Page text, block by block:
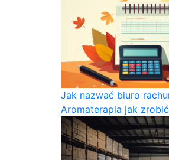
Jak nazwać biuro
Aromaterapia jak